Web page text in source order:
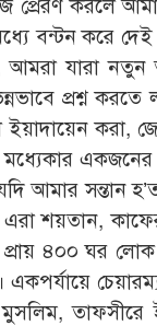
প্রেরণ করলে
বন্টন করে
যারা নতুন
প্রশ্ন
ইয়াদায়েন করা,
একজনের
আমার সন্তান
শয়তান,
৪০০ ঘর
একপর্যায়ে
মুসলিম,